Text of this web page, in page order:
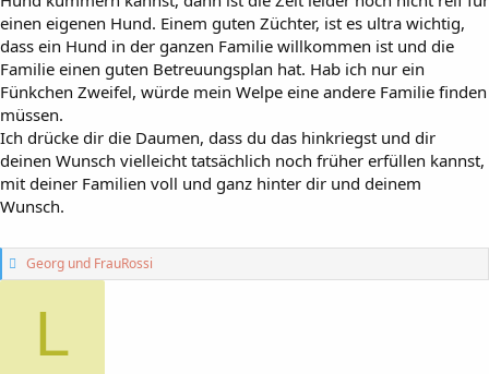
einen eigenen Hund. Einem guten Züchter, ist es ultra wichtig,
dass ein Hund in der ganzen Familie willkommen ist und die
Familie einen guten Betreuungsplan hat. Hab ich nur ein
Fünkchen Zweifel, würde mein Welpe eine andere Familie finden
müssen.
Ich drücke dir die Daumen, dass du das hinkriegst und dir
deinen Wunsch vielleicht tatsächlich noch früher erfüllen kannst,
mit deiner Familien voll und ganz hinter dir und deinem
Wunsch.
G
e
Georgund FrauRossi
L